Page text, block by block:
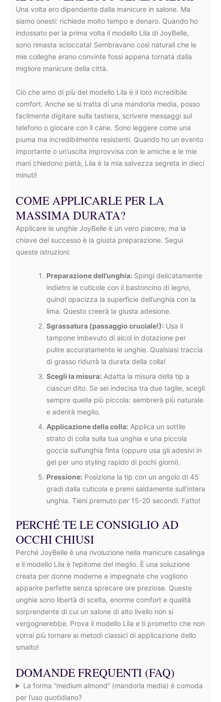
Una volta ero dipendente dalla manicure in salone. Ma
siamo onesti: richiede molto tempo e denaro. Quando ho
indossato per la prima volta il modello Lila di JoyBelle,
sono rimasta scioccata! Sembravano così naturali che le
mie colleghe erano convinte fossi appena tornata dalla
migliore manicure della città.
Ciò che amo di più del modello Lila è il loro incredibile
comfort. Anche se si tratta di una mandorla media, posso
facilmente digitare sulla tastiera, scrivere messaggi sul
telefono o giocare con il cane. Sono leggere come una
piuma ma incredibilmente resistenti. Quando ho un evento
importante o un’uscita improvvisa con le amiche e le mie
mani chiedono pietà, Lila è la mia salvezza segreta in dieci
minuti!
COME APPLICARLE PER LA
MASSIMA DURATA?
Applicare le unghie JoyBelle è un vero piacere, ma la
chiave del successo è la giusta preparazione. Segui
queste istruzioni:
Preparazione dell’unghia: Spingi delicatamente
indietro le cuticole con il bastoncino di legno,
quindi opacizza la superficie dell’unghia con la
lima. Questo creerà la giusta adesione.
Sgrassatura (passaggio cruciale!): Usa il
tampone imbevuto di alcol in dotazione per
pulire accuratamente le unghie. Qualsiasi traccia
di grasso ridurrà la durata della colla!
Scegli la misura: Adatta la misura della tip a
ciascun dito. Se sei indecisa tra due taglie, scegli
sempre quella più piccola: sembrerà più naturale
e aderirà meglio.
Applicazione della colla: Applica un sottile
strato di colla sulla tua unghia e una piccola
goccia sull’unghia finta (oppure usa gli adesivi in
gel per uno styling rapido di pochi giorni).
Pressione: Posiziona la tip con un angolo di 45
gradi dalla cuticola e premi saldamente sull’intera
unghia. Tieni premuto per 15-20 secondi. Fatto!
PERCHÉ TE LE CONSIGLIO AD
OCCHI CHIUSI
Perché JoyBelle è una rivoluzione nella manicure casalinga
e il modello Lila è l’epitome del meglio. È una soluzione
creata per donne moderne e impegnate che vogliono
apparire perfette senza sprecare ore preziose. Queste
unghie sono libertà di scelta, enorme comfort e qualità
sorprendente di cui un salone di alto livello non si
vergognerebbe. Prova il modello Lila e ti prometto che non
vorrai più tornare ai metodi classici di applicazione dello
smalto!
DOMANDE FREQUENTI (FAQ)
La forma “medium almond” (mandorla media) è comoda
per l’uso quotidiano?